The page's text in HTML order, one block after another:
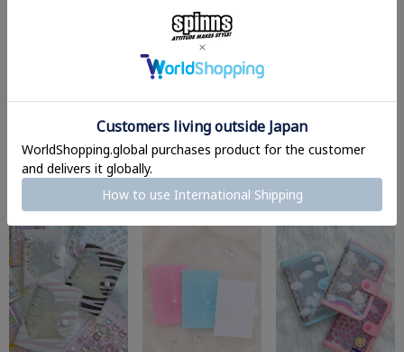
シール買うならこれもマスト。
¥ 880 ¥110